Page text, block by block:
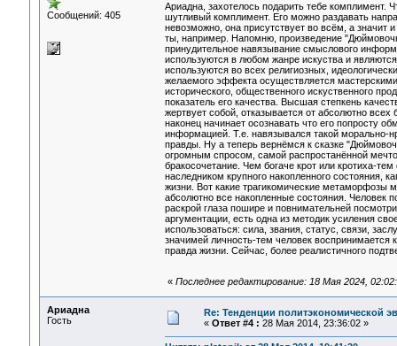
Сообщений: 405
Ариадна, захотелось подарить тебе комплимент.
шутливый комплимент. Его можно раздавать
невозможно, она присутствует во всём, а значит
ты, например. Напомню, произведение
принудительное навязывание смыслового
используются в любом жанре искуства и
используются во всех религиозных,
желаемого эффекта осуществляется мастерскими
исторического, общественного искуственного
показатель его качества. Высшая степкень
жертвует собой, отказывается от абсолютно
наконец начинает осознавать что его попросту
информацией. Т.е. навязывался такой морально-
правды. Ну а теперь вернёмся к сказке
огромным спросом, самой распростанённой
бракосочетание. Чем богаче крот или кротиха-
наследником крупного накопленного состояния,
жизни. Вот какие трагикомические метаморфозы
абсолютно все накопленные состояния. Человек
раскрой глаза пошире и повнимательней
аргументации, есть одна из методик усиления
использоваться: сила, звания, статус, связи,
значимей личность-тем человек воспринимается
правда жизни. Сейчас, более реалистичного
« Последнее редактирование: 18 Мая 2024,
Ариадна
Гость
Re: Тенденции политэкономической
« Ответ #4 : 28 Мая 2014, 23:36:02 »